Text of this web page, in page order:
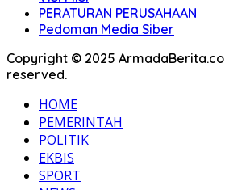
PERATURAN PERUSAHAAN
Pedoman Media Siber
Copyright © 2025
reserved.
HOME
PEMERINTAH
POLITIK
EKBIS
SPORT